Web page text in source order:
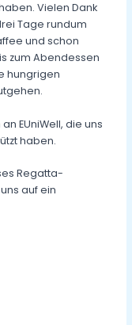
Vielen Dank
Tage rundum
und schon
zum Abendessen
hungrigen
EUniWell, die uns
haben.
Regatta-
auf ein